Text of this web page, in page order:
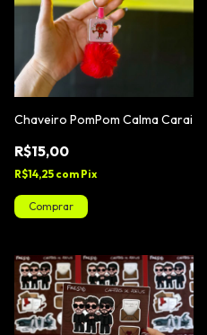
Chaveiro PomPom Calma Carai
R$15,00
R$14,25 com Pix